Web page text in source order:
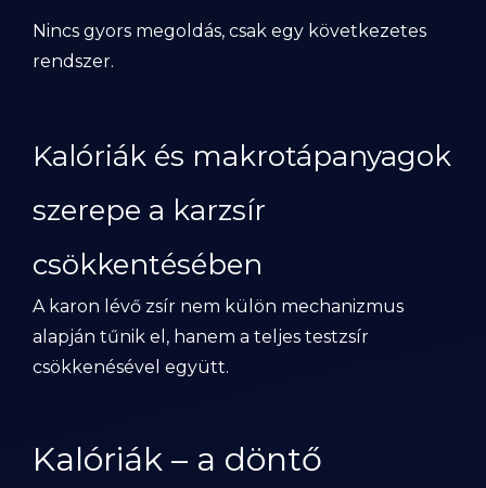
Nincs gyors megoldás, csak egy következetes
rendszer.
Kalóriák és makrotápanyagok
szerepe a karzsír
csökkentésében
A karon lévő zsír nem külön mechanizmus
alapján tűnik el, hanem a teljes testzsír
csökkenésével együtt.
Kalóriák – a döntő